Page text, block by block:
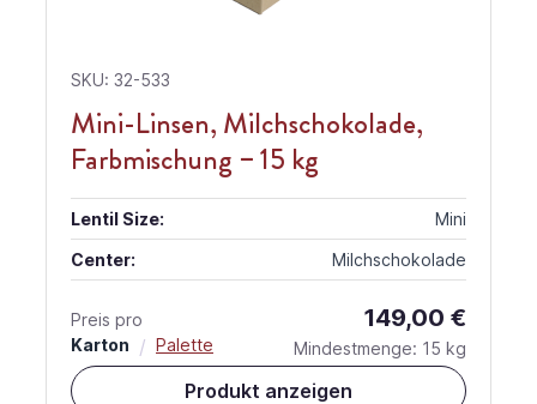
SKU: 32-533
Mini-Linsen, Milchschokolade,
Farbmischung – 15 kg
Lentil Size:
Mini
Center:
Milchschokolade
Preis pro
Karton / Palette
149,00 €
Mindestmenge: 15 kg
Produkt anzeigen